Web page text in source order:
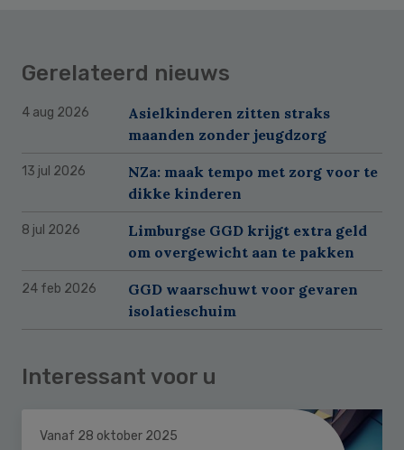
Gerelateerd nieuws
4 aug 2026
Asielkinderen zitten straks
maanden zonder jeugdzorg
13 jul 2026
NZa: maak tempo met zorg voor te
dikke kinderen
8 jul 2026
Limburgse GGD krijgt extra geld
om overgewicht aan te pakken
24 feb 2026
GGD waarschuwt voor gevaren
isolatieschuim
Interessant voor u
Vanaf 28 oktober 2025